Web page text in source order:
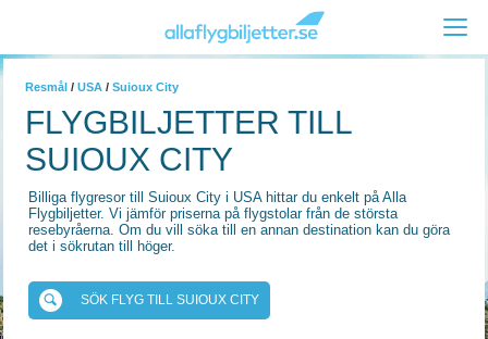
Resmål / USA / Suioux City
FLYGBILJETTER TILL
SUIOUX CITY
Billiga flygresor till Suioux City i USA hittar du enkelt på Alla
Flygbiljetter. Vi jämför priserna på flygstolar från de största
resebyråerna. Om du vill söka till en annan destination kan du göra
det i sökrutan till höger.
SÖK FLYG TILL SUIOUX CITY